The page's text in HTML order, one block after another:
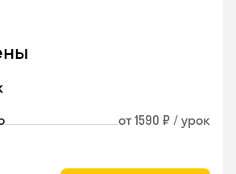
от 1590 ₽ / урок